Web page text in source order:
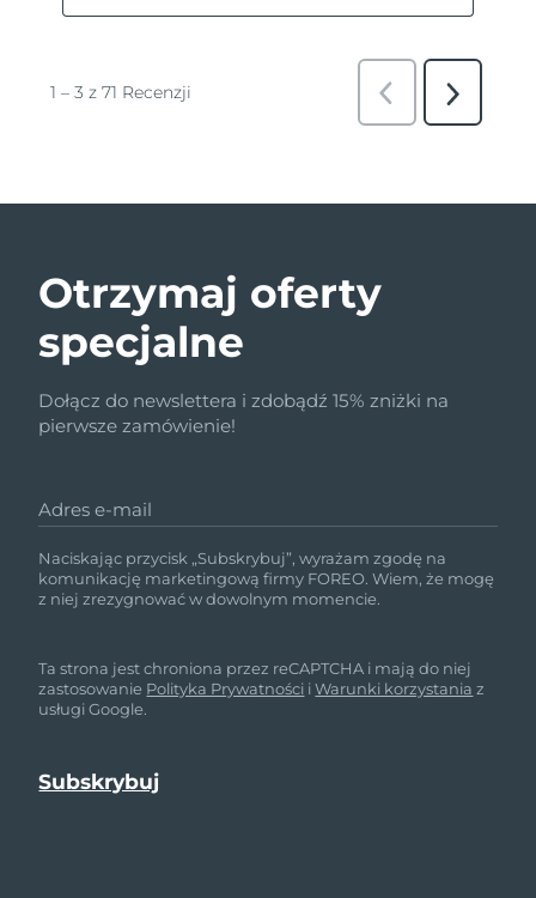
Otrzymaj oferty
specjalne
Dołącz do newslettera i zdobądź 15% zniżki na
pierwsze zamówienie!
Adres e-mail
Naciskając przycisk „Subskrybuj”, wyrażam zgodę na
komunikację marketingową firmy FOREO. Wiem, że mogę
z niej zrezygnować w dowolnym momencie.
Ta strona jest chroniona przez reCAPTCHA i mają do niej
zastosowanie Polityka Prywatności iWarunki korzystania z
usługi Google.